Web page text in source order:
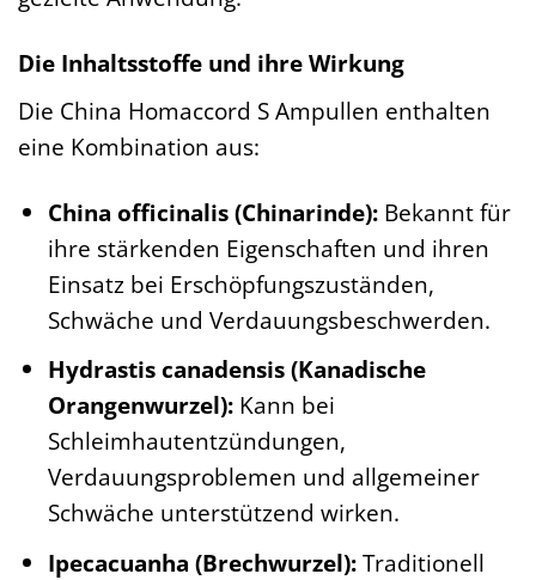
Die Inhaltsstoffe und ihre Wirkung
Die China Homaccord S Ampullen enthalten
eine Kombination aus:
China officinalis (Chinarinde):Bekannt für
ihre stärkenden Eigenschaften und ihren
Einsatz bei Erschöpfungszuständen,
Schwäche und Verdauungsbeschwerden.
Hydrastis canadensis (Kanadische
Orangenwurzel):Kann bei
Schleimhautentzündungen,
Verdauungsproblemen und allgemeiner
Schwäche unterstützend wirken.
Ipecacuanha (Brechwurzel):Traditionell